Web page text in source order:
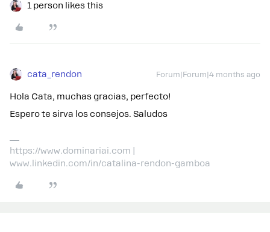
1 person likes this
cata_rendon Forum|Forum|4 months ago
Hola Cata, muchas gracias, perfecto!
Espero te sirva los consejos. Saludos
https://www.dominariai.com |
www.linkedin.com/in/catalina-rendon-gamboa